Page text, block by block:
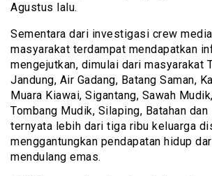
Agustus lalu.
Sementara dari investigasi crew
masyarakat terdampat mendapatkan
mengejutkan, dimulai dari masyarakat
Jandung, Air Gadang, Batang Saman,
Muara Kiawai, Sigantang, Sawah
Tombang Mudik, Silaping, Batahan
ternyata lebih dari tiga ribu keluarga
menggantungkan pendapatan hidup
mendulang emas.